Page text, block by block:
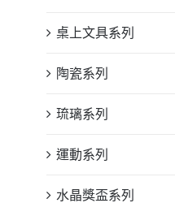
桌上文具系列
陶瓷系列
琉璃系列
運動系列
水晶獎盃系列